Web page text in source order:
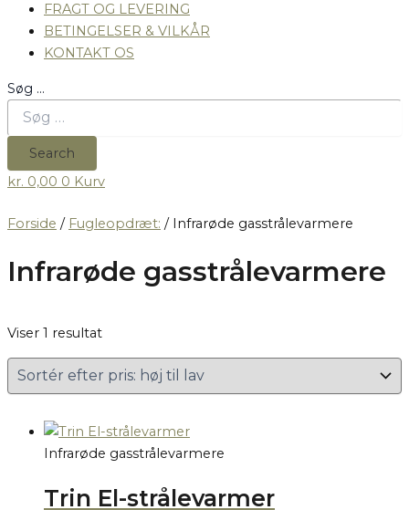
FRAGT OG LEVERING
BETINGELSER & VILKÅR
KONTAKT OS
Søg …
Search
kr. 0,00 0 Kurv
Forside / Fugleopdræt: / Infrarøde gasstrålevarmere
Infrarøde gasstrålevarmere
Viser 1 resultat
Infrarøde gasstrålevarmere
Trin El-strålevarmer